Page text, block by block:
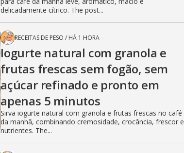
delicadamente cítrico. The post...
RECEITAS DE PESO / HÁ 1 HORA
Iogurte natural com granola e
frutas frescas sem fogão, sem
açúcar refinado e pronto em
apenas 5 minutos
Sirva iogurte natural com granola e frutas frescas no café
da manhã, combinando cremosidade, crocância, frescor e
nutrientes. The...